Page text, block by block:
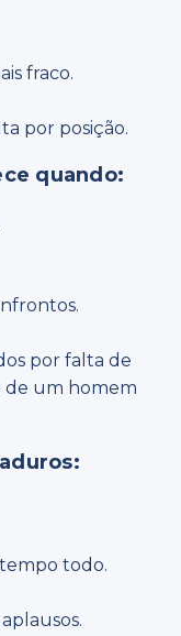
fraco.
por posição.
quando:
por falta de
de um homem
todo.